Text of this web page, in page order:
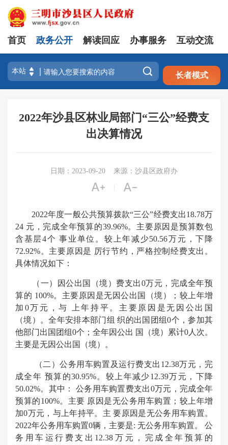
注册 登录
首页 政务公开 解读回应 办事服务 互动交流
 长者模式
2022年沙县区林业局部门“三公”经费支
出决算情况
日期：2023-09-20 来源：沙县区政府办
 
2022年度一般公共预算拨款“三公”经费支出18.78万
24 元，完成全年预算的39.96%。主要原因是预算数包
含基层4个 事业单位。较上年减少50.56万元，下降
72.92%。主要原因是 厉行节约，严格控制经费支出。
具体情况如下：
（一）因公出国（境）费支出0万元，完成全年预
算的 100%。主要原因是无因公出国（境）；较上年增
加0万元，与 上年持平。主要原因是无因公出国
（境）。全年安排本部门组 织的出国团组0个，参加其
他部门出国团组0个；全年因公出 国（境）累计0人次。
主要是无因公出国（境）。
（二）公务用车购置及运行费支出12.38万元，完
成全年 预算的30.95%。较上年减少12.39万元，下降
50.02%。其中： 公务用车购置费支出0万元，完成全年
预算的100%。主要 原因是无公务用车购置；较上年增
加0万元，与上年持平。主 要原因是无公务用车购置。
2022年公务用车购置0辆，主要是: 无公务用车购置。 公
务用车运行费支出12.38万元，完成全年预算的